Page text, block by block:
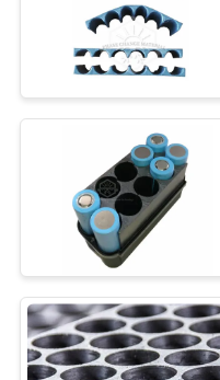
PRIVACY
POLICY
PCM
PCM